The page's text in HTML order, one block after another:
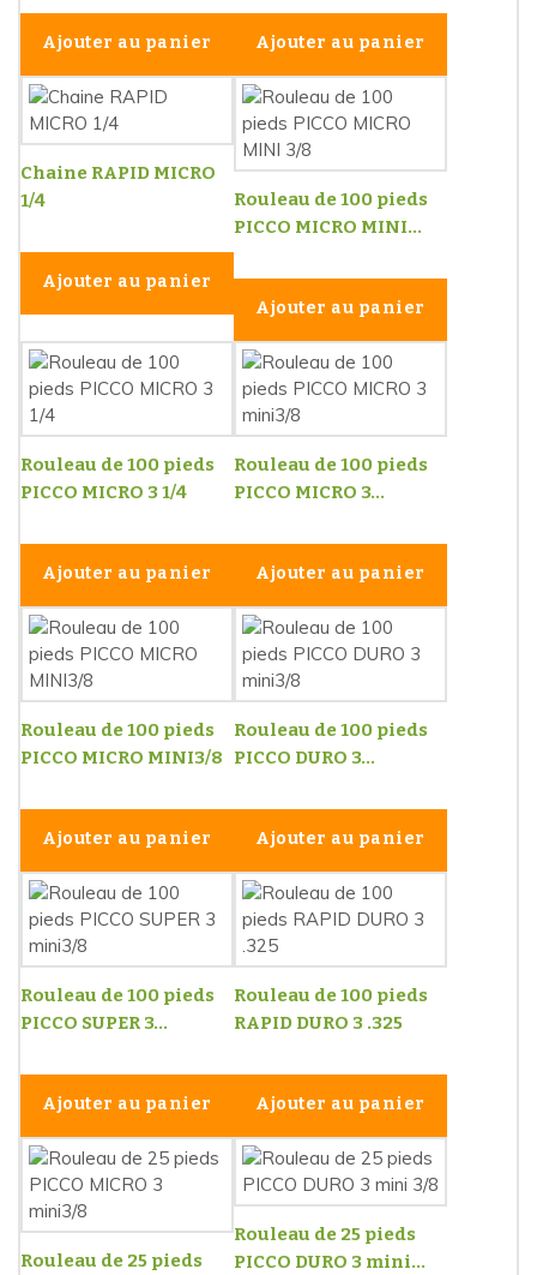
Ajouter au panier Ajouter au panier
Chaine RAPID MICRO
1/4
Ajouter au panier
Rouleau de 100 pieds
PICCO MICRO MINI...
Ajouter au panier
Rouleau de 100 pieds
PICCO MICRO 3 1/4
Ajouter au panier
Rouleau de 100 pieds
PICCO MICRO 3...
Ajouter au panier
Rouleau de 100 pieds
PICCO MICRO MINI3/8
Ajouter au panier
Rouleau de 100 pieds
PICCO DURO 3...
Ajouter au panier
Rouleau de 100 pieds
PICCO SUPER 3...
Ajouter au panier
Rouleau de 100 pieds
RAPID DURO 3 .325
Ajouter au panier
Rouleau de 25 pieds
Rouleau de 25 pieds
PICCO DURO 3 mini...